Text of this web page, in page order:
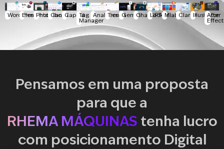
WordPressElementorPhotoshop
CanvaCapcut
Tag
Manager
Analytics
TrendsGeminiChatGPT
LookerMlabsClarityIllustrator
After
Pensamos em uma proposta
para que a
RHEMA MÁQUINAS tenha lucro
com posicionamento Digital